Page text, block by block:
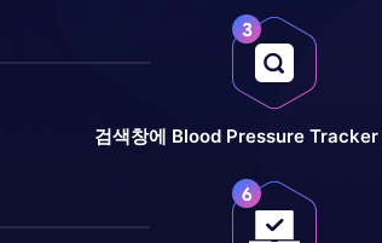
검색창에 Blood Pressure Tracker